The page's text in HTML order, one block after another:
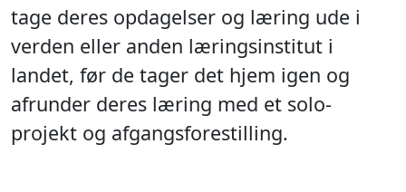
tage deres opdagelser og læring ude i
verden eller anden læringsinstitut i
landet, før de tager det hjem igen og
afrunder deres læring med et solo-
projekt og afgangsforestilling.